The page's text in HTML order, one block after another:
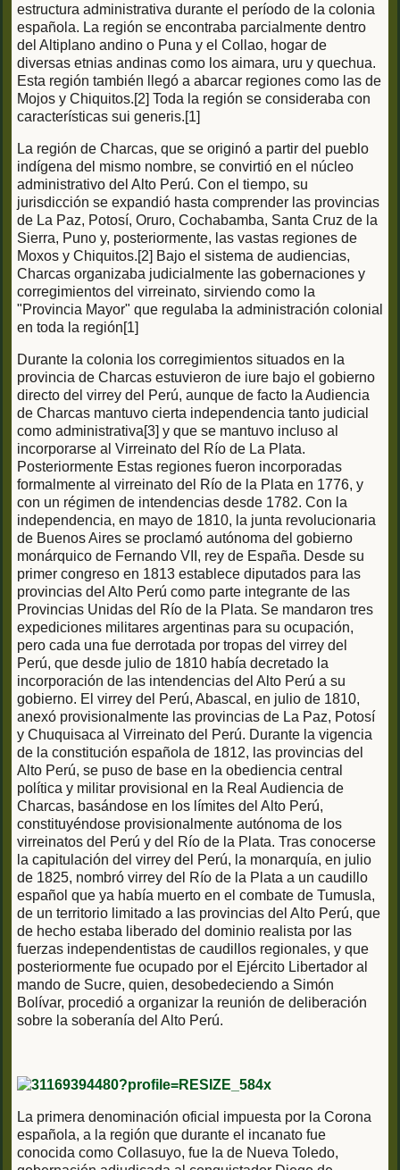
estructura administrativa durante el período de la colonia
española. La región se encontraba parcialmente dentro
del Altiplano andino o Puna y el Collao, hogar de
diversas etnias andinas como los aimara, uru y quechua.
Esta región también llegó a abarcar regiones como las de
Mojos y Chiquitos.[2] Toda la región se consideraba con
características sui generis.[1]
La región de Charcas, que se originó a partir del pueblo
indígena del mismo nombre, se convirtió en el núcleo
administrativo del Alto Perú. Con el tiempo, su
jurisdicción se expandió hasta comprender las provincias
de La Paz, Potosí, Oruro, Cochabamba, Santa Cruz de la
Sierra, Puno y, posteriormente, las vastas regiones de
Moxos y Chiquitos.[2] Bajo el sistema de audiencias,
Charcas organizaba judicialmente las gobernaciones y
corregimientos del virreinato, sirviendo como la
"Provincia Mayor" que regulaba la administración colonial
en toda la región[1]
Durante la colonia los corregimientos situados en la
provincia de Charcas estuvieron de iure bajo el gobierno
directo del virrey del Perú, aunque de facto la Audiencia
de Charcas mantuvo cierta independencia tanto judicial
como administrativa[3] y que se mantuvo incluso al
incorporarse al Virreinato del Río de La Plata.
Posteriormente Estas regiones fueron incorporadas
formalmente al virreinato del Río de la Plata en 1776, y
con un régimen de intendencias desde 1782. Con la
independencia, en mayo de 1810, la junta revolucionaria
de Buenos Aires se proclamó autónoma del gobierno
monárquico de Fernando VII, rey de España. Desde su
primer congreso en 1813 establece diputados para las
provincias del Alto Perú como parte integrante de las
Provincias Unidas del Río de la Plata. Se mandaron tres
expediciones militares argentinas para su ocupación,
pero cada una fue derrotada por tropas del virrey del
Perú, que desde julio de 1810 había decretado la
incorporación de las intendencias del Alto Perú a su
gobierno. El virrey del Perú, Abascal, en julio de 1810,
anexó provisionalmente las provincias de La Paz, Potosí
y Chuquisaca al Virreinato del Perú. Durante la vigencia
de la constitución española de 1812, las provincias del
Alto Perú, se puso de base en la obediencia central
política y militar provisional en la Real Audiencia de
Charcas, basándose en los límites del Alto Perú,
constituyéndose provisionalmente autónoma de los
virreinatos del Perú y del Río de la Plata. Tras conocerse
la capitulación del virrey del Perú, la monarquía, en julio
de 1825, nombró virrey del Río de la Plata a un caudillo
español que ya había muerto en el combate de Tumusla,
de un territorio limitado a las provincias del Alto Perú, que
de hecho estaba liberado del dominio realista por las
fuerzas independentistas de caudillos regionales, y que
posteriormente fue ocupado por el Ejército Libertador al
mando de Sucre, quien, desobedeciendo a Simón
Bolívar, procedió a organizar la reunión de deliberación
sobre la soberanía del Alto Perú.
La primera denominación oficial impuesta por la Corona
española, a la región que durante el incanato fue
conocida como Collasuyo, fue la de Nueva Toledo,